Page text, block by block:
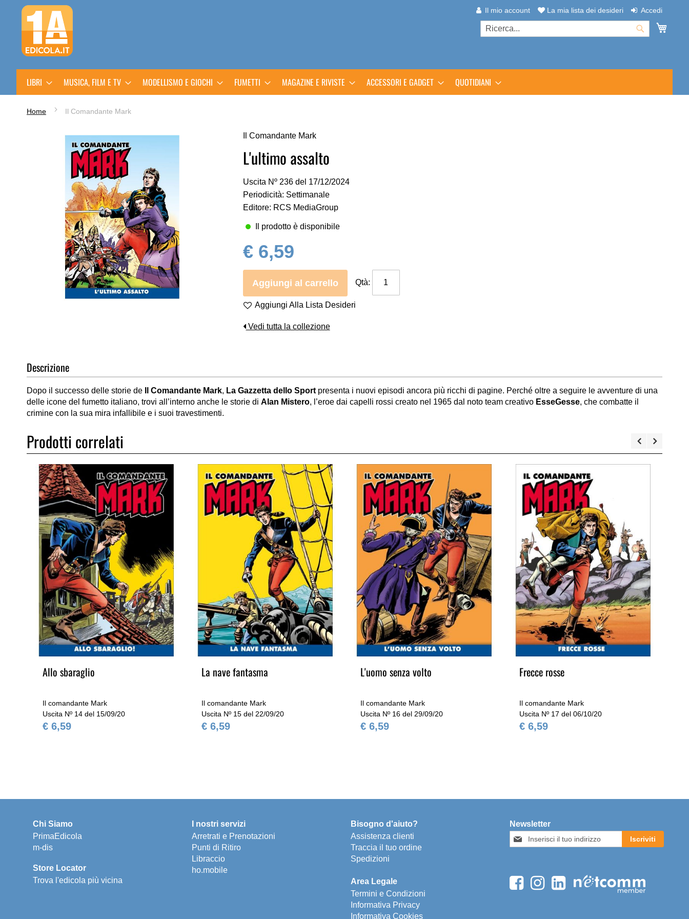
Salta
al
contenuto
Il mio account La mia lista dei desideri Accedi
Cerca
LIBRI MUSICA, FILM E TV MODELLISMO E GIOCHI FUMETTI MAGAZINE E RIVISTE ACCESSORI E GADGET QUOTIDIANI
Home Il Comandante Mark
di
immagini
Il Comandante Mark
L'ultimo assalto
Uscita Nº 236 del 17/12/2024
Periodicità: Settimanale
Editore: RCS MediaGroup
Il prodotto è disponibile
€ 6,59
Aggiungi al carrello Qtà:
Aggiungi Alla Lista Desideri
Vedi tutta la collezione
Descrizione
Dopo il successo delle storie de Il Comandante Mark, La Gazzetta dello Sport presenta i nuovi episodi ancora più ricchi di pagine. Perché oltre a seguire le avventure di una
delle icone del fumetto italiano, trovi all’interno anche le storie di Alan Mistero, l’eroe dai capelli rossi creato nel 1965 dal noto team creativo EsseGesse, che combatte il
crimine con la sua mira infallibile e i suoi travestimenti.
Prodotti correlati
Allo sbaraglio
Il comandante Mark
Uscita Nº 14 del 15/09/20
€ 6,59
La nave fantasma
Il comandante Mark
Uscita Nº 15 del 22/09/20
€ 6,59
L'uomo senza volto
Il comandante Mark
Uscita Nº 16 del 29/09/20
€ 6,59
Frecce rosse
Il comandante Mark
Uscita Nº 17 del 06/10/20
€ 6,59
Chi Siamo
PrimaEdicola
m-dis
Store Locator
Trova l'edicola più vicina
I nostri servizi
Arretrati e Prenotazioni
Punti di Ritiro
Libraccio
ho.mobile
Bisogno d'aiuto?
Assistenza clienti
Traccia il tuo ordine
Spedizioni
Area Legale
Termini e Condizioni
Informativa Privacy
Informativa Cookies
Newsletter
Iscriviti
alla
Iscriviti